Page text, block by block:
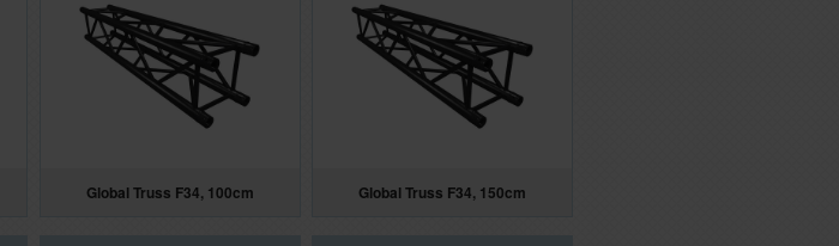
Global Truss F34, 100cm Global Truss F34, 150cm